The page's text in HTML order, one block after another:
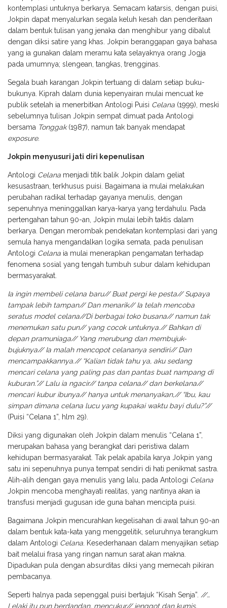
kontemplasi untuknya berkarya. Semacam katarsis, dengan puisi,
Jokpin dapat menyalurkan segala keluh kesah dan penderitaan
dalam bentuk tulisan yang jenaka dan menghibur yang dibalut
dengan diksi satire yang khas. Jokpin beranggapan gaya bahasa
yang ia gunakan dalam meramu kata selayaknya orang Jogja
pada umumnya; slengean, tangkas, trengginas.
Segala buah karangan Jokpin tertuang di dalam setiap buku-
bukunya. Kiprah dalam dunia kepenyairan mulai mencuat ke
publik setelah ia menerbitkan Antologi Puisi Celana (1999), meski
sebelumnya tulisan Jokpin sempat dimuat pada Antologi
bersama Tonggak(1987), namun tak banyak mendapat
exposure.
Jokpin menyusuri jati diri kepenulisan
Antologi Celana menjadi titik balik Jokpin dalam geliat
kesusastraan, terkhusus puisi. Bagaimana ia mulai melakukan
perubahan radikal terhadap gayanya menulis, dengan
sepenuhnya meninggalkan karya-karya yang terdahulu. Pada
pertengahan tahun 90-an, Jokpin mulai lebih taktis dalam
berkarya. Dengan merombak pendekatan kontemplasi dari yang
semula hanya mengandalkan logika semata, pada penulisan
Antologi Celana ia mulai menerapkan pengamatan terhadap
fenomena sosial yang tengah tumbuh subur dalam kehidupan
bermasyarakat.
Ia ingin membeli celana baru// Buat pergi ke pesta// Supaya
tampak lebih tampan// Dan menarik// Ia telah mencoba
seratus model celana//Di berbagai toko busana// namun tak
menemukan satu pun// yang cocok untuknya.// Bahkan di
depan pramuniaga// Yang merubung dan membujuk-
bujuknya// Ia malah mencopot celananya sendiri// Dan
mencampakkannya.// “Kalian tidak tahu ya, aku sedang
mencari celana yang paling pas dan pantas buat nampang di
kuburan.”// Lalu ia ngacir// tanpa celana// dan berkelana//
mencari kubur ibunya// hanya untuk menanyakan,// “Ibu, kau
simpan dimana celana lucu yang kupakai waktu bayi dulu?”//
(Puisi “Celana 1”, hlm 29).
Diksi yang digunakan oleh Jokpin dalam menulis “Celana 1”,
merupakan bahasa yang berangkat dari peristiwa dalam
kehidupan bermasyarakat. Tak pelak apabila karya Jokpin yang
satu ini sepenuhnya punya tempat sendiri di hati penikmat sastra.
Alih-alih dengan gaya menulis yang lalu, pada Antologi Celana
Jokpin mencoba menghayati realitas, yang nantinya akan ia
transfusi menjadi gugusan ide guna bahan mencipta puisi.
Bagaimana Jokpin mencurahkan kegelisahan di awal tahun 90-an
dalam bentuk kata-kata yang menggelitik, seluruhnya terangkum
dalam Antologi Celana . Kesederhanaan dalam menyajikan setiap
bait melalui frasa yang ringan namun sarat akan makna.
Dipadukan pula dengan absurditas diksi yang memecah pikiran
pembacanya.
Seperti halnya pada sepenggal puisi bertajuk “Kisah Senja”. //…
Lelaki itu pun berdandan, mencukur// jenggot dan kumis,